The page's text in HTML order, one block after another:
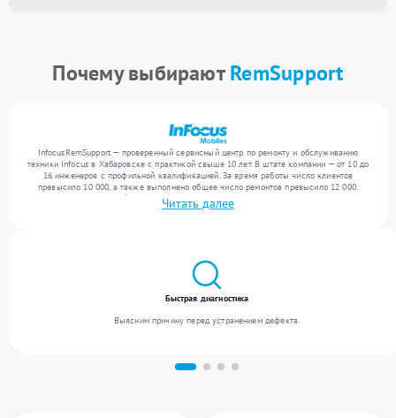
Почему выбираютRemSupport
InfocusRemSupport — проверенный сервисный центр по ремонту и обслуживанию
техники Infocus в Хабаровске с практикой свыше 10 лет. В штате компании — от 10 до
16 инженеров с профильной квалификацией. За время работы число клиентов
превысило 10 000, а также выполнено общее число ремонтов превысило 12 000.
Ежемесячно в сервисный центр поступает свыше 300 единиц техники, включая , , . Мы
выполняем ремонт различного уровня сложности и предлагаем стабильный уровень
Читать далее
Быстрая диагностика
Выясним причину перед устранением дефекта.